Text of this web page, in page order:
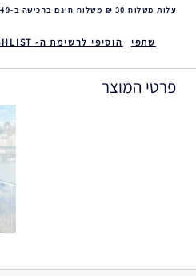
עלות משלוח 30 ₪ משלוח חינם ברכישה ב-249 ₪ ומעלה & החזרות חינם
שתפי הוסיפי לרשימת ה- WISHLIST
פרטי המוצר